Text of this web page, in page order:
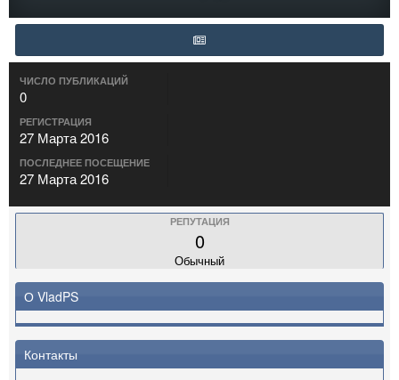
ЧИСЛО ПУБЛИКАЦИЙ
0
РЕГИСТРАЦИЯ
27 Марта 2016
ПОСЛЕДНЕЕ ПОСЕЩЕНИЕ
27 Марта 2016
РЕПУТАЦИЯ
0
Обычный
О VladPS
Контакты